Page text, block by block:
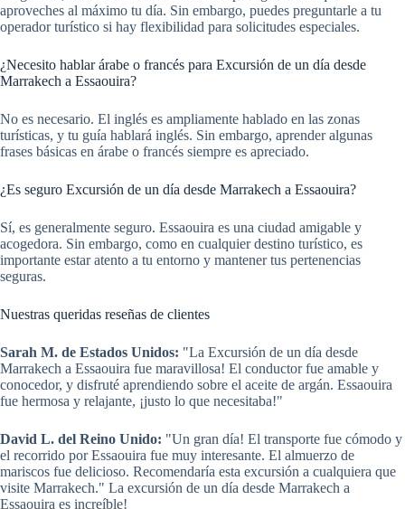
aproveches al máximo tu día. Sin embargo, puedes preguntarle a tu
operador turístico si hay flexibilidad para solicitudes especiales.
¿Necesito hablar árabe o francés para Excursión de un día desde
Marrakech a Essaouira?
No es necesario. El inglés es ampliamente hablado en las zonas
turísticas, y tu guía hablará inglés. Sin embargo, aprender algunas
frases básicas en árabe o francés siempre es apreciado.
¿Es seguro Excursión de un día desde Marrakech a Essaouira?
Sí, es generalmente seguro. Essaouira es una ciudad amigable y
acogedora. Sin embargo, como en cualquier destino turístico, es
importante estar atento a tu entorno y mantener tus pertenencias
seguras.
Nuestras queridas reseñas de clientes
Sarah M. de Estados Unidos: "La Excursión de un día desde
Marrakech a Essaouira fue maravillosa! El conductor fue amable y
conocedor, y disfruté aprendiendo sobre el aceite de argán. Essaouira
fue hermosa y relajante, ¡justo lo que necesitaba!"
David L. del Reino Unido: "Un gran día! El transporte fue cómodo y
el recorrido por Essaouira fue muy interesante. El almuerzo de
mariscos fue delicioso. Recomendaría esta excursión a cualquiera que
visite Marrakech." La excursión de un día desde Marrakech a
Essaouira es increíble!